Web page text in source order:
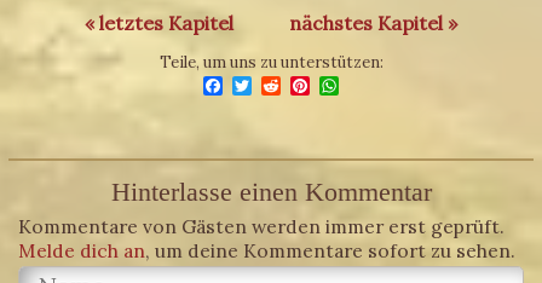
« letztes Kapitel nächstes Kapitel »
Teile, um uns zu unterstützen:
Facebook
Twitter
RedditPinterest
Hinterlasse einen Kommentar
Kommentare von Gästen werden immer erst geprüft.
Melde dich an, um deine Kommentare sofort zu sehen.